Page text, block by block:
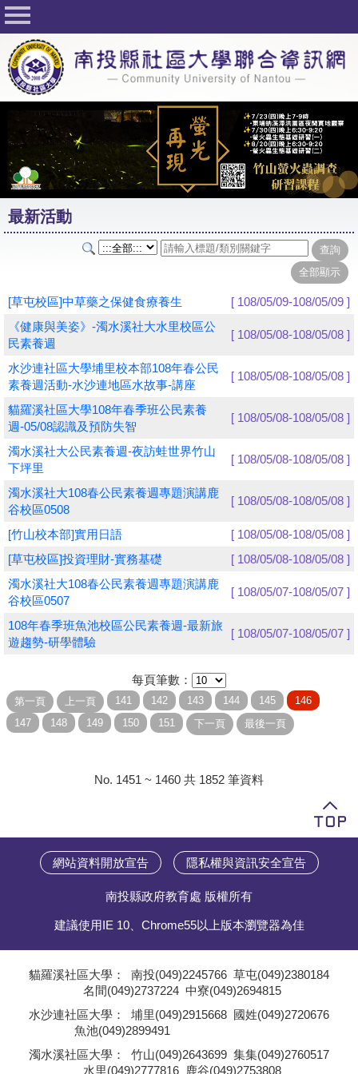
回首頁
關於社大
公佈欄
行事曆
最新活動
活動花絮
課程一覽表
志工與社團
友站連結
網路選課
學員專區
教師專區
評委專區
校務行政
最新活動
[草屯校區]中草藥之保健食療養生
[ 108/05/09-108/05/09 ]
《健康與美姿》-濁水溪社大水里校區公
民素養週
[ 108/05/08-108/05/08 ]
水沙連社區大學埔里校本部108年春公民
素養週活動-水沙連地區水故事-講座
[ 108/05/08-108/05/08 ]
貓羅溪社區大學108年春季班公民素養
週-05/08認識及預防失智
[ 108/05/08-108/05/08 ]
濁水溪社大公民素養週-夜訪蛙世界竹山
下坪里
[ 108/05/08-108/05/08 ]
濁水溪社大108春公民素養週專題演講鹿
谷校區0508
[ 108/05/08-108/05/08 ]
[竹山校本部]實用日語
[ 108/05/08-108/05/08 ]
[草屯校區]投資理財-實務基礎
[ 108/05/08-108/05/08 ]
濁水溪社大108春公民素養週專題演講鹿
谷校區0507
[ 108/05/07-108/05/07 ]
108年春季班魚池校區公民素養週-最新旅
遊趨勢-研學體驗
[ 108/05/07-108/05/07 ]
每頁筆數：
No. 1451 ~ 1460 共 1852 筆資料
網站資料開放宣告 隱私權與資訊安全宣告
南投縣政府教育處 版權所有
建議使用IE 10、Chrome55以上版本瀏覽器為佳
貓羅溪社區大學： 南投(049)2245766 草屯(049)2380184
名間(049)2737224 中寮(049)2694815
水沙連社區大學： 埔里(049)2915668 國姓(049)2720676
魚池(049)2899491
濁水溪社區大學： 竹山(049)2643699 集集(049)2760517
水里(049)2777816 鹿谷(049)2753808